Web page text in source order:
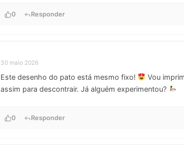
0 Responder
30 maio 2026
Este desenho do pato está mesmo fixo!
Vou
assim para descontrair. Já alguém experimentou?
0 Responder